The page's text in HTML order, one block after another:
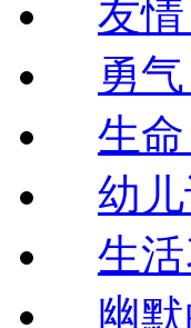
友
勇
生
幼
生
幽